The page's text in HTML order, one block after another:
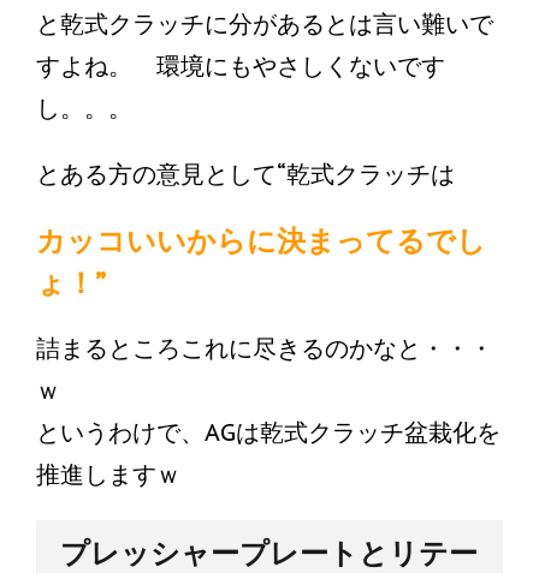
と乾式クラッチに分があるとは言い難いで
すよね。 環境にもやさしくないです
し。。。
とある方の意見として“乾式クラッチは
カッコいいからに決まってるでし
ょ！”
詰まるところこれに尽きるのかなと・・・
ｗ
というわけで、AGは乾式クラッチ盆栽化を
推進しますｗ
プレッシャープレートとリテー